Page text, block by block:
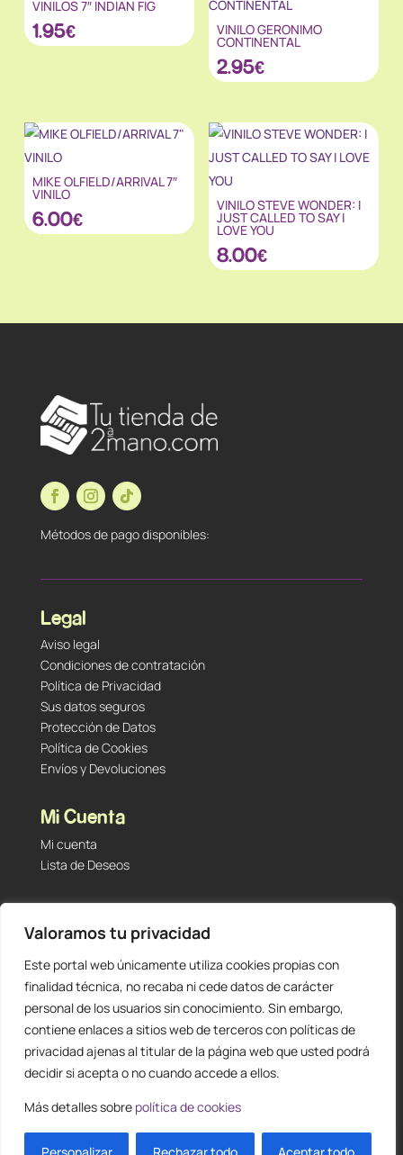
Valoramos tu privacidad
Este portal web únicamente utiliza cookies propias con
finalidad técnica, no recaba ni cede datos de carácter
personal de los usuarios sin conocimiento. Sin embargo,
contiene enlaces a sitios web de terceros con políticas de
privacidad ajenas al titular de la página web que usted podrá
decidir si acepta o no cuando accede a ellos.
Más detalles sobre política de cookies
VINILOS 7″ INDIAN FIG
1.95€ VINILO GERONIMO
CONTINENTAL
2.95€
MIKE OLFIELD/ARRIVAL 7″
VINILO
6.00€
VINILO STEVE WONDER: I
JUST CALLED TO SAY I
LOVE YOU
8.00€
Métodos de pago disponibles:
Legal
Aviso legal
Condiciones de contratación
Política de Privacidad
Sus datos seguros
Protección de Datos
Política de Cookies
Envíos y Devoluciones
Mi Cuenta
Mi cuenta
Lista de Deseos
Tu Tienda de Segunda Mano, Sambara #101 (Madrid,
28027 – España)
912 60 05 55 |+34 601 23 09 14
info@staging.tutiendadesegundamano.com
Diseño y creación web byPublydea© |Todos los derechos reservados
ES